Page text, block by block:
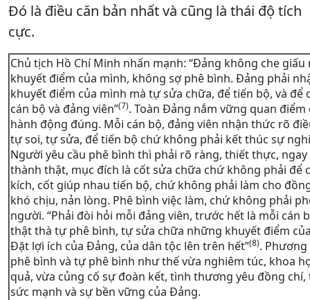
Đó là điều căn bản nhất và cũng là thái độ tích
cực.
Chủ tịch Hồ Chí Minh nhấn mạnh: “Đảng không che
khuyết điểm của mình, không sợ phê bình. Đảng phải
khuyết điểm của mình mà tự sửa chữa, để tiến bộ, và để
cán bộ và đảng viên”(7). Toàn Đảng nắm vững quan điểm
hành động đúng. Mỗi cán bộ, đảng viên nhận thức rõ
tự soi, tự sửa, để tiến bộ chứ không phải kết thúc sự
Người yêu cầu phê bình thì phải rõ ràng, thiết thực,
thành thật, mục đích là cốt sửa chữa chứ không phải để
kích, cốt giúp nhau tiến bộ, chứ không phải làm cho
khó chịu, nản lòng. Phê bình việc làm, chứ không phải
người. “Phải đòi hỏi mỗi đảng viên, trước hết là mỗi cán
thật thà tự phê bình, tự sửa chữa những khuyết điểm
Đặt lợi ích của Đảng, của dân tộc lên trên hết”(8).
phê bình và tự phê bình như thế vừa nghiêm túc, khoa
quả, vừa củng cố sự đoàn kết, tình thương yêu đồng chí,
sức mạnh và sự bền vững của Đảng.